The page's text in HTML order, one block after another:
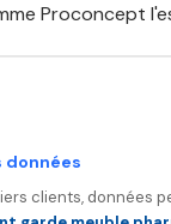
Proconcept
données
clients, données